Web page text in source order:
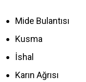
Mide Bulantısı
Kusma
İshal
Karın Ağrısı